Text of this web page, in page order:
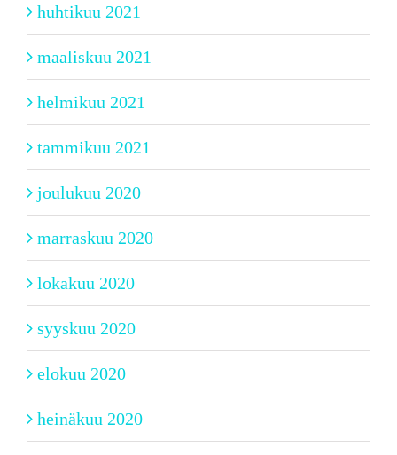
huhtikuu 2021
maaliskuu 2021
helmikuu 2021
tammikuu 2021
joulukuu 2020
marraskuu 2020
lokakuu 2020
syyskuu 2020
elokuu 2020
heinäkuu 2020